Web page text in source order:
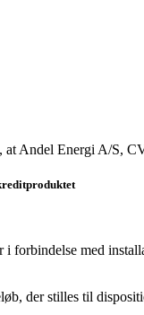
Andel Energi A/S,
forbindelse med
der stilles til